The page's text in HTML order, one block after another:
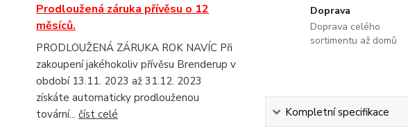
Prodloužená záruka přívěsu o 12
měsíců.
PRODLOUŽENÁ ZÁRUKA ROK NAVÍC Při
zakoupení jakéhokoliv přívěsu Brenderup v
období 13.11. 2023 až 31.12. 2023
získáte automaticky prodlouženou
tovární... číst celé
Doprava
Doprava celého
sortimentu až domů
Kompletní specifikace